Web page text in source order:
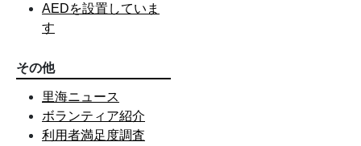
AEDを設置していま
す
その他
里海ニュース
ボランティア紹介
利用者満足度調査